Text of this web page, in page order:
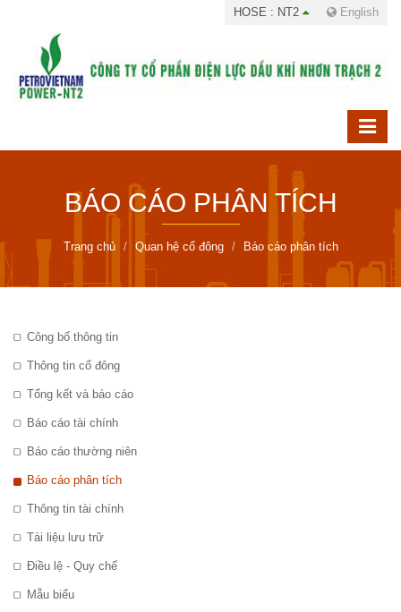
HOSE : NT2 English
BÁO CÁO PHÂN TÍCH
Trang chủ Quan hệ cổ đông Báo cáo phân tích
Công bố thông tin
Thông tin cổ đông
Tổng kết và báo cáo
Báo cáo tài chính
Báo cáo thường niên
Báo cáo phân tích
Thông tin tài chính
Tài liệu lưu trữ
Điều lệ - Quy chế
Mẫu biểu